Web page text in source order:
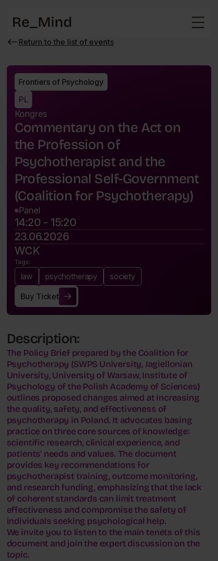
Return to the list of events
Wróć
wydarzeń
Frontiers of Psychology
PL
Kongres
Commentary on the Act on
the Profession of
Psychotherapist and the
Professional Self-Government
(Coalition for Psychotherapy)
Panel
14:20 - 15:20
23.06.2026
WCK
Tags:
law psychotherapy society
Buy Ticket
Buy Ticket
Description:
The Policy Brief prepared by the Coalition for
Psychotherapy (SWPS University, Jagiellonian
University, University of Warsaw, Institute of
Psychology of the Polish Academy of Sciences)
outlines proposed changes aimed at increasing
the quality, safety, and effectiveness of
psychotherapy in Poland. It advocates basing
practice on three core sources of knowledge:
scientific research, clinical experience, and
patients' needs and values. The document
provides key recommendations for
psychotherapist training, outcome monitoring,
and research funding, emphasizing that the lack
of coherent standards can limit treatment
effectiveness and compromise the safety of
individuals seeking psychological help.
We invite you to listen to the main tenets of this
document and join the expert discussion on the
topic.